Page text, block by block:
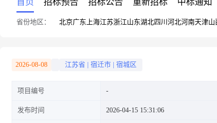
首页 招标预告 招标公告 重新招标 中标通知
省份地区： 北京广东 上海江苏浙江山东湖北四川 河北河南天津山
2026-08-08 江苏省 宿迁市 宿城区
项目编号
发布时间 2026-04-15 15:31:06